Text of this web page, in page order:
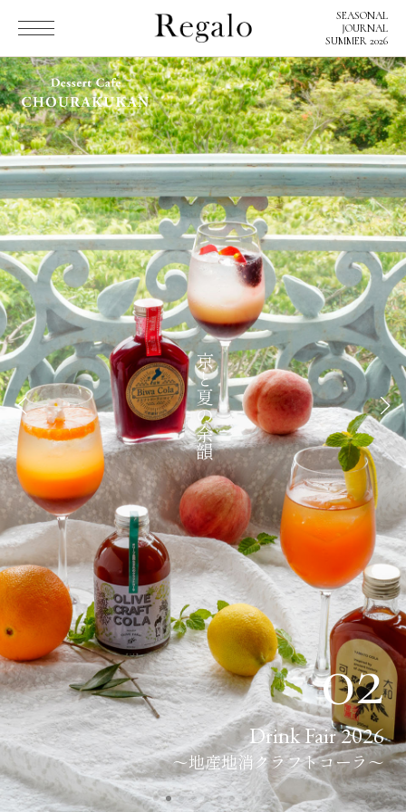
SEASONAL
JOURNAL
SUMMER 2026
SEASONAL
JOURNAL
SUMMER 2026
Regaloとは
京と夏の余韻
02
Drink Fair 2026
～地産地消クラフトコーラ～